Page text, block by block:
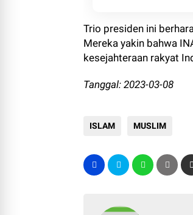
Trio presiden ini
Mereka yakin bahwa
kesejahteraan rakyat
Tanggal: 2023-03-08
ISLAM MUSLIM